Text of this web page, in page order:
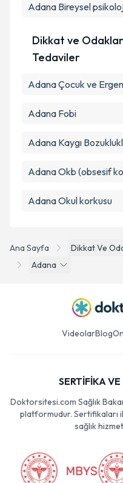
Ana Sayfa
Dikkat Ve
Adana
Adana Bireysel
Dikkat ve
Tedaviler
Adana Çocuk ve
Adana Fobi
Adana Kaygı
Adana Okb (obsesif
Adana Okul korkusu
VideolarBlog
SERTİFİKA
Doktorsitesi.com Sağlık
platformudur. Sertifikaları
sağlık